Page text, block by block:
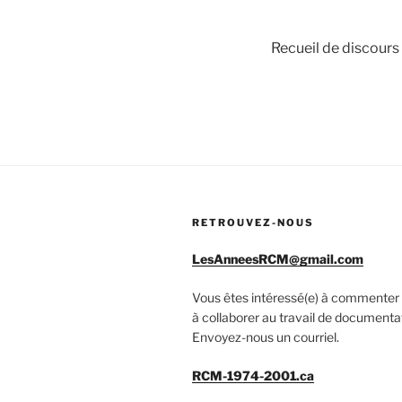
Recueil de discours
RETROUVEZ-NOUS
LesAnneesRCM@gmail.com
Vous êtes intéressé(e) à
à collaborer au travail de
Envoyez-nous un courriel.
RCM-1974-2001.ca